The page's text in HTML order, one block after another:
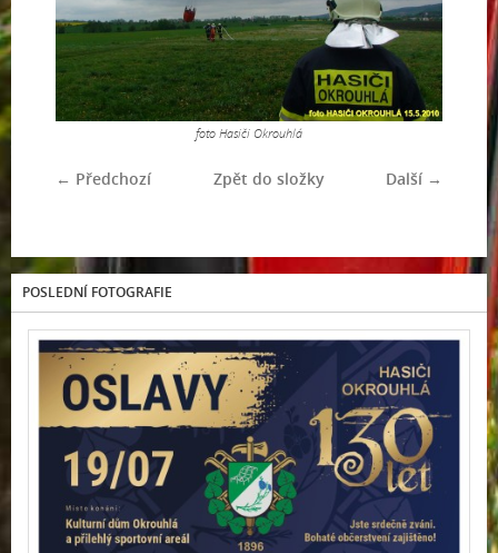
foto Hasiči Okrouhlá
← Předchozí Další →
Zpět do složky
POSLEDNÍ FOTOGRAFIE